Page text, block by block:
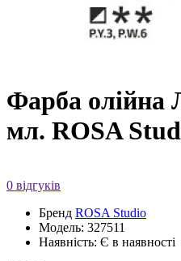
Фарба олійна
мл. ROSA
0 відгуків
Бренд ROSA Studio
Модель: 327511
Наявність: Є в наявності